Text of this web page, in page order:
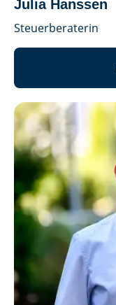
Julia Hanssen
Steuerberaterin